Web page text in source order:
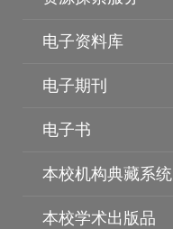
电子资料库
电子期刊
电子书
本校机构典藏系统
本校学术出版品